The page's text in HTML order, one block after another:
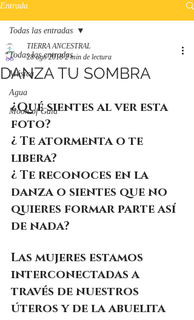
Entrada
Todas las entradas
Música
Agua
Moon of Gaia
Todas las entradas
DANZA TU SOMBRA
TIERRA ANCESTRAL
28 ago 2018 2 min de lectura
¿Qué sientes al ver esta
foto?
¿ Te atormenta o te
libera?
¿ Te reconoces en la
danza o sientes que no
quieres formar parte así
de nada?
Las mujeres estamos
interconectadas a
través de nuestros
úteros y de la abuelita